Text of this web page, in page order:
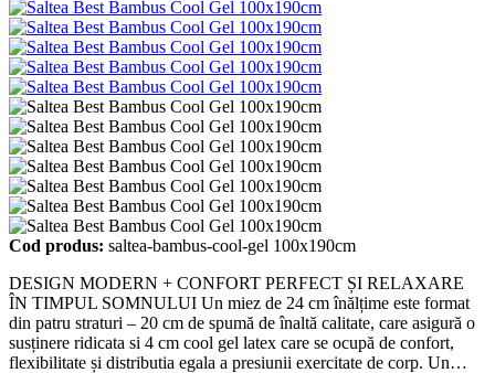
Cod produs: saltea-bambus-cool-gel 100x190cm
DESIGN MODERN + CONFORT PERFECT ȘI RELAXARE
ÎN TIMPUL SOMNULUI Un miez de 24 cm înălțime este format
din patru straturi – 20 cm de spumă de înaltă calitate, care asigură o
susținere ridicata si 4 cm cool gel latex care se ocupă de confort,
flexibilitate și distributia egala a presiunii exercitate de corp. Un…